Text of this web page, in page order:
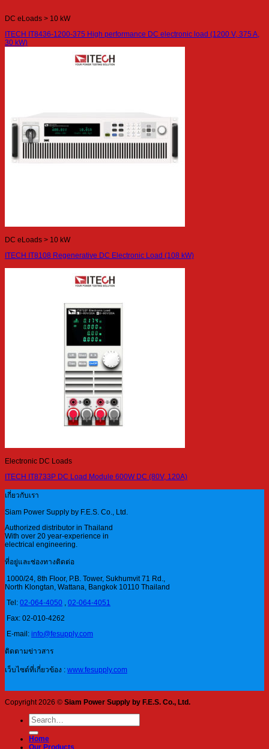
DC eLoads > 10 kW
ITECH IT8436-1200-375 High performance DC electronic load (1200 V, 375 A,
30 kW)
DC eLoads > 10 kW
ITECH IT8108 Regenerative DC Electronic Load (108 kW)
Electronic DC Loads
ITECH IT8733P DC Load Module 600W DC (80V, 120A)
เกี่ยวกับเรา
Siam Power Supply by F.E.S. Co., Ltd.
Authorized distributor in Thailand
With over 20 year-experience in
electrical engineering.
ที่อยู่และช่องทางติดต่อ
1000/24, 8th Floor, P.B. Tower, Sukhumvit 71 Rd.,
North Klongtan, Wattana, Bangkok 10110 Thailand
Tel: 02-064-4050 , 02-064-4051
Fax: 02-010-4262
E-mail: info@fesupply.com
ติดตามข่าวสาร
เว็บไซต์ที่เกี่ยวข้อง : www.fesupply.com
Copyright 2026 © Siam Power Supply by F.E.S. Co., Ltd.
Search
for:
Home